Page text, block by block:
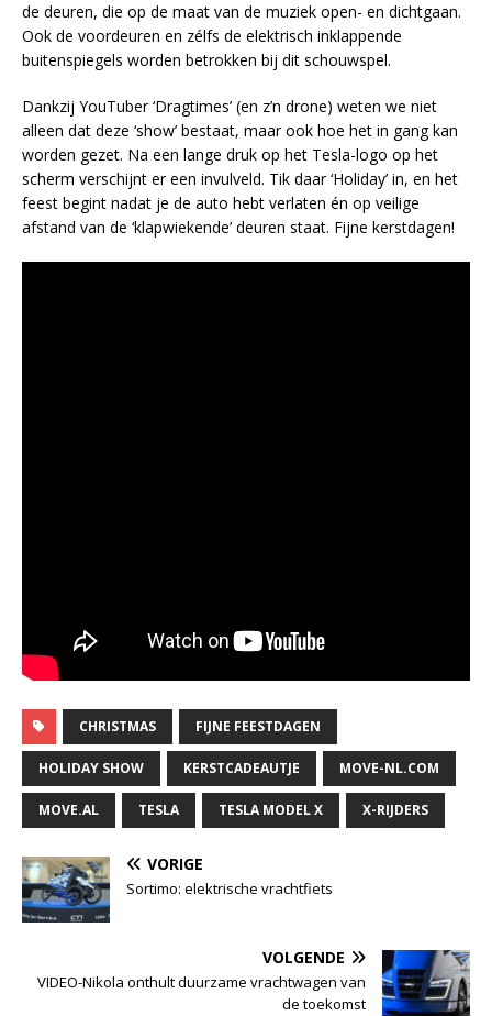
de deuren, die op de maat van de muziek open- en dichtgaan.
Ook de voordeuren en zélfs de elektrisch inklappende
buitenspiegels worden betrokken bij dit schouwspel.
Dankzij YouTuber ‘Dragtimes’ (en z’n drone) weten we niet
alleen dat deze ‘show’ bestaat, maar ook hoe het in gang kan
worden gezet. Na een lange druk op het Tesla-logo op het
scherm verschijnt er een invulveld. Tik daar ‘Holiday’ in, en het
feest begint nadat je de auto hebt verlaten én op veilige
afstand van de ‘klapwiekende’ deuren staat. Fijne kerstdagen!
CHRISTMAS FIJNE FEESTDAGEN
HOLIDAY SHOW KERSTCADEAUTJE MOVE-NL.COM
MOVE.AL TESLA TESLA MODEL X X-RIJDERS
VORIGE
Sortimo: elektrische vrachtfiets
VOLGENDE
VIDEO-Nikola onthult duurzame vrachtwagen van
de toekomst